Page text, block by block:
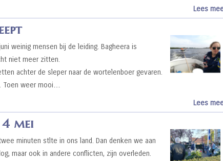
Lees
weinig mensen bij de leiding. Bagheera is
niet meer zitten.
achter de sleper naar de wortelenboer gevaren.
Toen weer mooi…
Lees
mei
minuten stlte in ons land. Dan denken we aan
maar ook in andere conflicten, zijn overleden.